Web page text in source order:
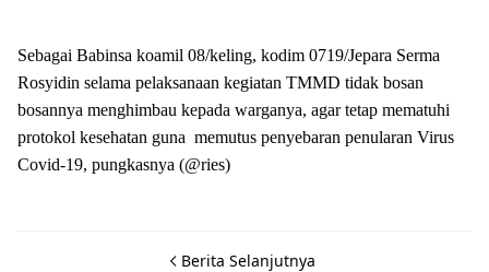
Sebagai Babinsa koamil 08/keling, kodim 0719/Jepara Serma
Rosyidin selama pelaksanaan kegiatan TMMD tidak bosan
bosannya menghimbau kepada warganya, agar tetap mematuhi
protokol kesehatan guna memutus penyebaran penularan Virus
Covid-19, pungkasnya (@ries)
Berita Selanjutnya